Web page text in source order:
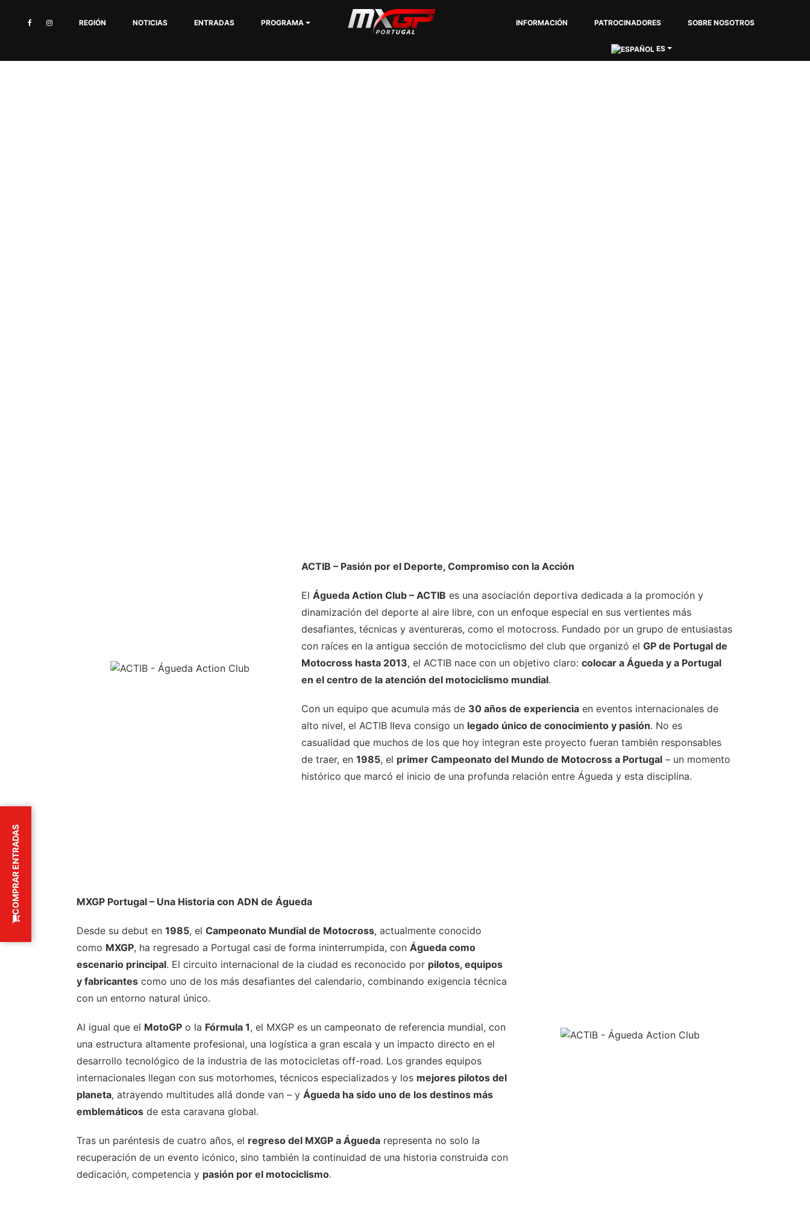
REGIÓN NOTICIAS ENTRADAS PROGRAMA INFORMACIÓN PATROCINADORES SOBRE NOSOTROS
ES
ACTIB – Pasión por el Deporte, Compromiso con la Acción
ElÁgueda Action Club – ACTIB es una asociación deportiva dedicada a la promoción y
dinamización del deporte al aire libre, con un enfoque especial en sus vertientes más
desafiantes, técnicas y aventureras, como el motocross. Fundado por un grupo de entusiastas
con raíces en la antigua sección de motociclismo del club que organizó elGP de Portugal de
Motocross hasta 2013, el ACTIB nace con un objetivo claro:colocar a Águeda y a Portugal
en el centro de la atención del motociclismo mundial.
Con un equipo que acumula más de 30 años de experiencia en eventos internacionales de
alto nivel, el ACTIB lleva consigo un legado único de conocimiento y pasión. No es
casualidad que muchos de los que hoy integran este proyecto fueran también responsables
de traer, en1985, el primer Campeonato del Mundo de Motocross a Portugal – un momento
histórico que marcó el inicio de una profunda relación entre Águeda y esta disciplina.
MXGP Portugal – Una Historia con ADN de Águeda
Desde su debut en 1985, el Campeonato Mundial de Motocross, actualmente conocido
como MXGP, ha regresado a Portugal casi de forma ininterrumpida, con Águeda como
escenario principal. El circuito internacional de la ciudad es reconocido por pilotos, equipos
y fabricantes como uno de los más desafiantes del calendario, combinando exigencia técnica
con un entorno natural único.
Al igual que el MotoGP o la Fórmula 1, el MXGP es un campeonato de referencia mundial, con
una estructura altamente profesional, una logística a gran escala y un impacto directo en el
desarrollo tecnológico de la industria de las motocicletas off-road. Los grandes equipos
internacionales llegan con sus motorhomes, técnicos especializados y los mejores pilotos del
planeta, atrayendo multitudes allá donde van – y Águeda ha sido uno de los destinos más
emblemáticos de esta caravana global.
Tras un paréntesis de cuatro años, el regreso del MXGP a Águeda representa no solo la
recuperación de un evento icónico, sino también la continuidad de una historia construida con
dedicación, competencia y pasión por el motociclismo.
COMPRAR ENTRADAS